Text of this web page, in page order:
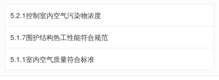
5.2.1控制室内空气污染物浓度
5.1.7围护结构热工性能符合规范
5.1.1室内空气质量符合标准